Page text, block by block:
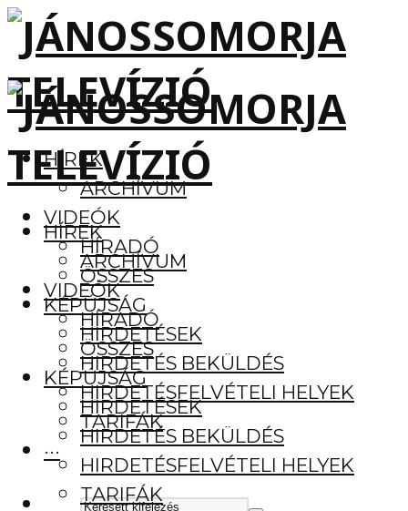
HÍREK
ARCHÍVUM
VIDEÓK
HÍRADÓ
ÖSSZES
KÉPÚJSÁG
HIRDETÉSEK
HIRDETÉS BEKÜLDÉS
HIRDETÉSFELVÉTELI HELYEK
TARIFÁK
···
HÍREK
ARCHÍVUM
VIDEÓK
HÍRADÓ
ÖSSZES
KÉPÚJSÁG
HIRDETÉSEK
HIRDETÉS BEKÜLDÉS
HIRDETÉSFELVÉTELI HELYEK
TARIFÁK